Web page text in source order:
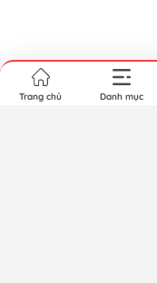
Trang chủ Danh mục